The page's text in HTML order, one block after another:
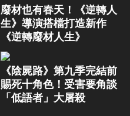
廢材也有春天！《逆轉人
生》導演搭檔打造新作
《逆轉廢材人生》
《陰屍路》第九季完結前
賜死十角色！受害要角談
「低語者」大屠殺